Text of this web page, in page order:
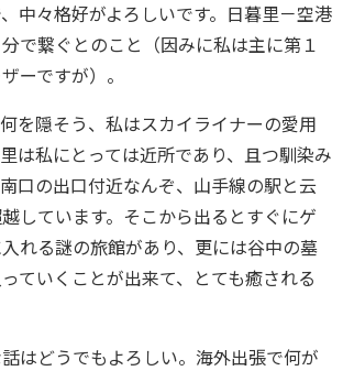
中々格好がよろしいです。日暮里－空港
で繋ぐとのこと（因みに私は主に第１
ーですが）。
を隠そう、私はスカイライナーの愛用
は私にとっては近所であり、且つ馴染み
口の出口付近なんぞ、山手線の駅と云
しています。そこから出るとすぐにゲ
れる謎の旅館があり、更には谷中の墓
ていくことが出来て、とても癒される
はどうでもよろしい。海外出張で何が